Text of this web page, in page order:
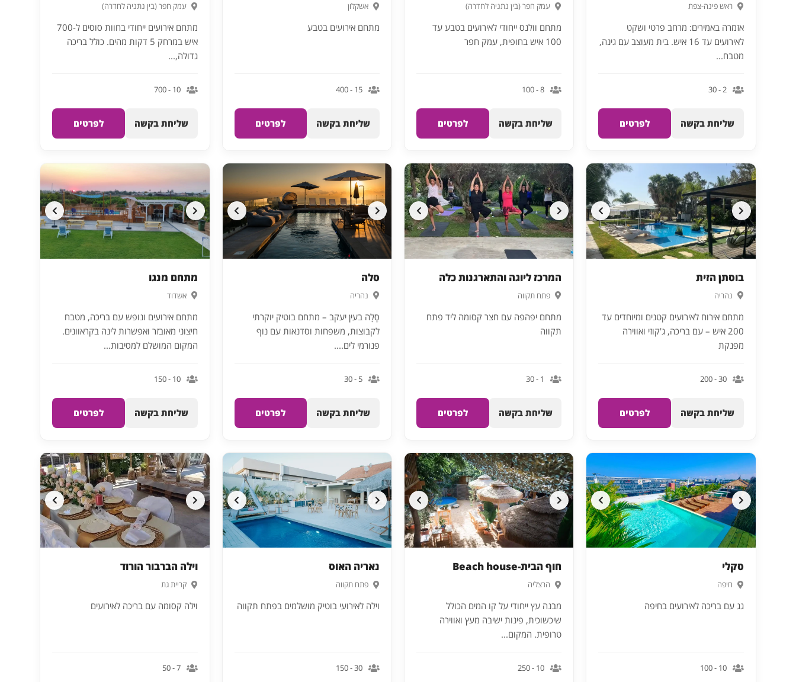
ראש פינה-צפת
אזמרה באמירים: מרחב פרטי ושקט
לאירועים עד 16 איש. בית מעוצב עם גינה,
מטבח...
2 - 30
שליחת בקשה לפרטים
עמק חפר (בין נתניה לחדרה)
מתחם וולנס ייחודי לאירועים בטבע עד
100 איש בחופית, עמק חפר
8 - 100
שליחת בקשה לפרטים
אשקלון
מתחם אירועים בטבע
15 - 400
שליחת בקשה לפרטים
עמק חפר (בין נתניה לחדרה)
מתחם אירועים ייחודי בחוות סוסים ל-700
איש במרחק 5 דקות מהים. כולל בריכה
גדולה,...
10 - 700
שליחת בקשה לפרטים
בוסתן הזית
נהריה
מתחם אירוח לאירועים קטנים ומיוחדים עד
200 איש – עם בריכה, ג'קוזי ואווירה
מפנקת
30 - 200
שליחת בקשה לפרטים
המרכז ליוגה והתארגנות כלה
פתח תקווה
מתחם יפהפה עם חצר קסומה ליד פתח
תקווה
1 - 30
שליחת בקשה לפרטים
סלה
נהריה
סֶלָה בעין יעקב – מתחם בוטיק יוקרתי
לקבוצות, משפחות וסדנאות עם נוף
פנורמי לים....
5 - 30
שליחת בקשה לפרטים
מתחם מנגו
אשדוד
מתחם אירועים ונופש עם בריכה, מטבח
חיצוני מאובזר ואפשרות לינה בקראוונים.
המקום המושלם למסיבות...
10 - 150
שליחת בקשה לפרטים
סקלי
חיפה
גג עם בריכה לאירועים בחיפה
10 - 100
חוף הבית-Beach house
הרצליה
מבנה עץ ייחודי על קו המים הכולל
שיכשוכית, פינות ישיבה מעץ ואווירה
טרופית. המקום...
10 - 250
נאריה האוס
פתח תקווה
וילה לאירועי בוטיק מושלמים בפתח תקווה
30 - 150
וילה הברבור הורוד
קריית גת
וילה קסומה עם בריכה לאירועים
7 - 50